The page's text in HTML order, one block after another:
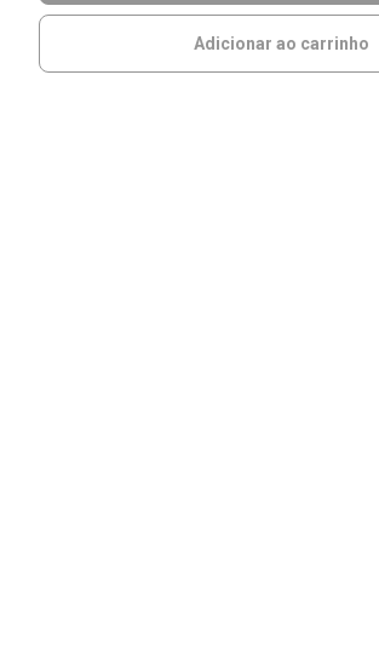
Adicionar ao carrinho